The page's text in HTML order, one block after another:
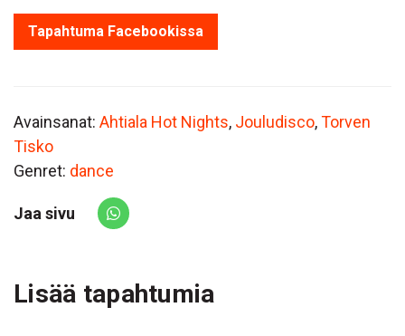
Tapahtuma Facebookissa
Avainsanat: Ahtiala Hot Nights, Jouludisco,Torven
Tisko
Genret: dance
Jaa sivu
Share via Whatsapp
Lisää tapahtumia